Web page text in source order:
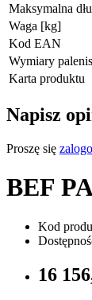
Maksymalna
Waga [kg]
Kod EAN
Wymiary
Karta produktu
Napisz
Proszę się
BEF
Kod
16